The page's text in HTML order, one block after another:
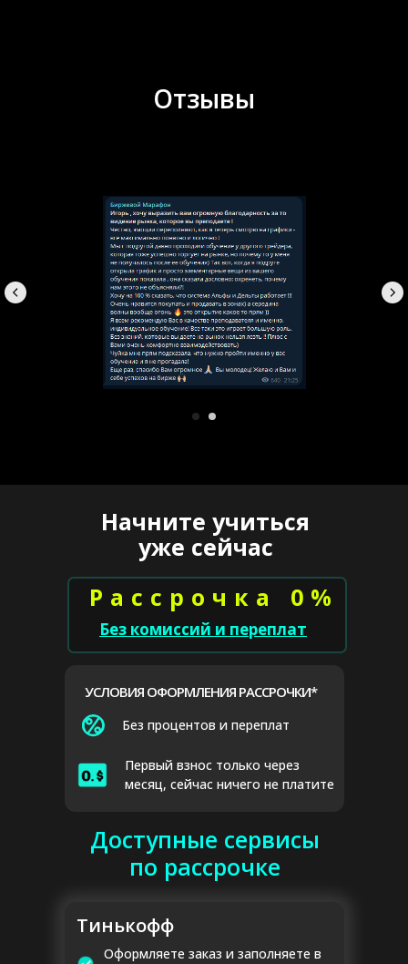
Отзывы
УСЛОВИЯ ОФОРМЛЕНИЯ РАССРОЧКИ*
Без процентов и переплат
Первый взнос только через
месяц, сейчас ничего не платите
Начните учиться
уже сейчас
Доступные сервисы
по рассрочке
Тинькофф
Оформляете заказ и заполняете в
Без комиссий и переплат
Рассрочка 0%